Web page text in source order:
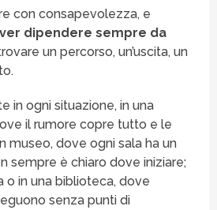
con consapevolezza, e
dipendere sempre da
un percorso, un’uscita, un
in ogni situazione, in una
il rumore copre tutto e le
museo, dove ogni sala ha un
sempre è chiaro dove iniziare;
o in una biblioteca, dove
senza punti di